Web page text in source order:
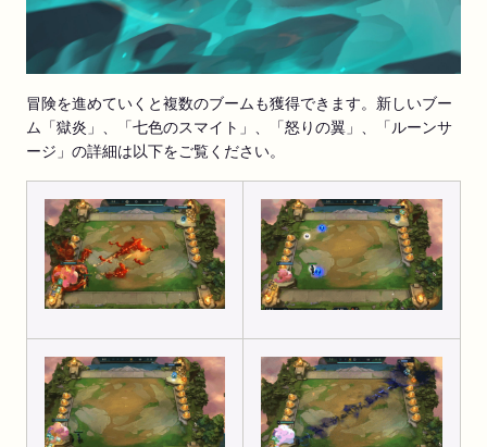
冒険を進めていくと複数のブームも獲得できます。新しいブー
ム「獄炎」、「七色のスマイト」、「怒りの翼」、「ルーンサ
ージ」の詳細は以下をご覧ください。